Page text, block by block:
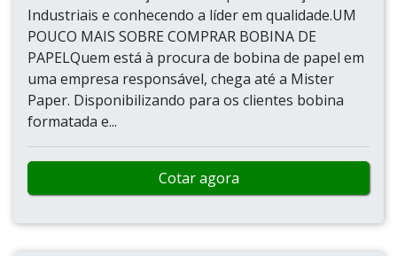
Industriais e conhecendo a líder em qualidade.UM
POUCO MAIS SOBRE COMPRAR BOBINA DE
PAPELQuem está à procura de bobina de papel em
uma empresa responsável, chega até a Mister
Paper. Disponibilizando para os clientes bobina
formatada e...
Cotar agora